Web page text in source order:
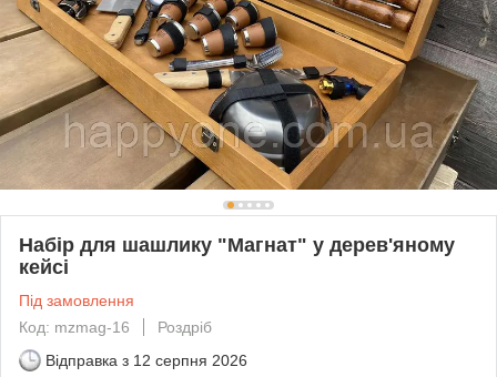
Набір для шашлику "Магнат" у дерев'яному
кейсі
Під замовлення
Код: mzmag-16
Роздріб
Відправка з 12 серпня 2026